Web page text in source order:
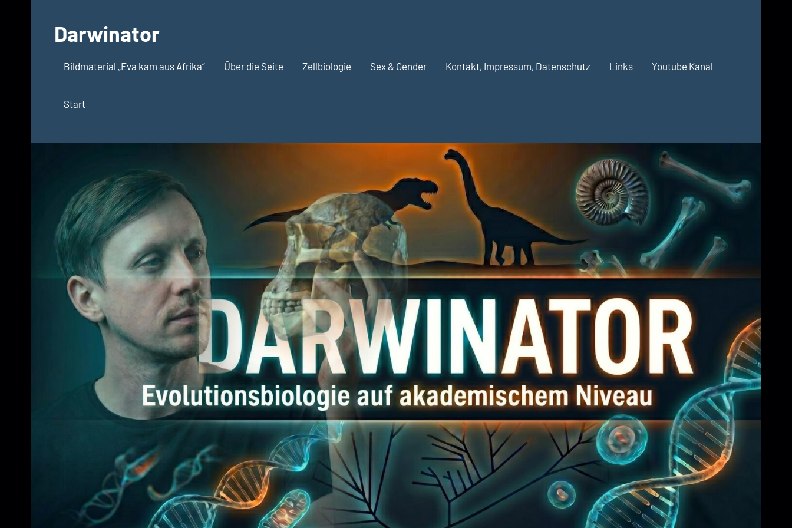
springenDarwinator
Evolutionsbiologie
Bildmaterial „Eva kam aus Afrika“ Über die Seite Zellbiologie Sex & Gender Kontakt, Impressum, Datenschutz Links Youtube Kanal
Start